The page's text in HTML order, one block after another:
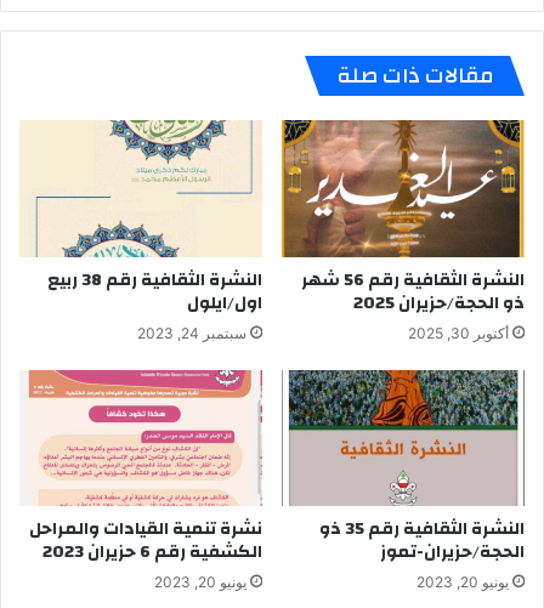
مقالات ذات صلة
النشرة الثقافية رقم 56 شهر
ذو الحجة/حزيران 2025
أكتوبر 30, 2025
النشرة الثقافية رقم 38 ربيع
اول/ايلول
سبتمبر 24, 2023
النشرة الثقافية رقم 35 ذو
الحجة/حزيران-تموز
يونيو 20, 2023
نشرة تنمية القيادات والمراحل
الكشفية رقم 6 حزيران 2023
يونيو 20, 2023